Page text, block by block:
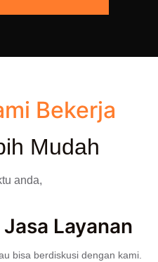
Bekerja
Mudah
anda,
Layanan
bisa berdiskusi dengan kami.